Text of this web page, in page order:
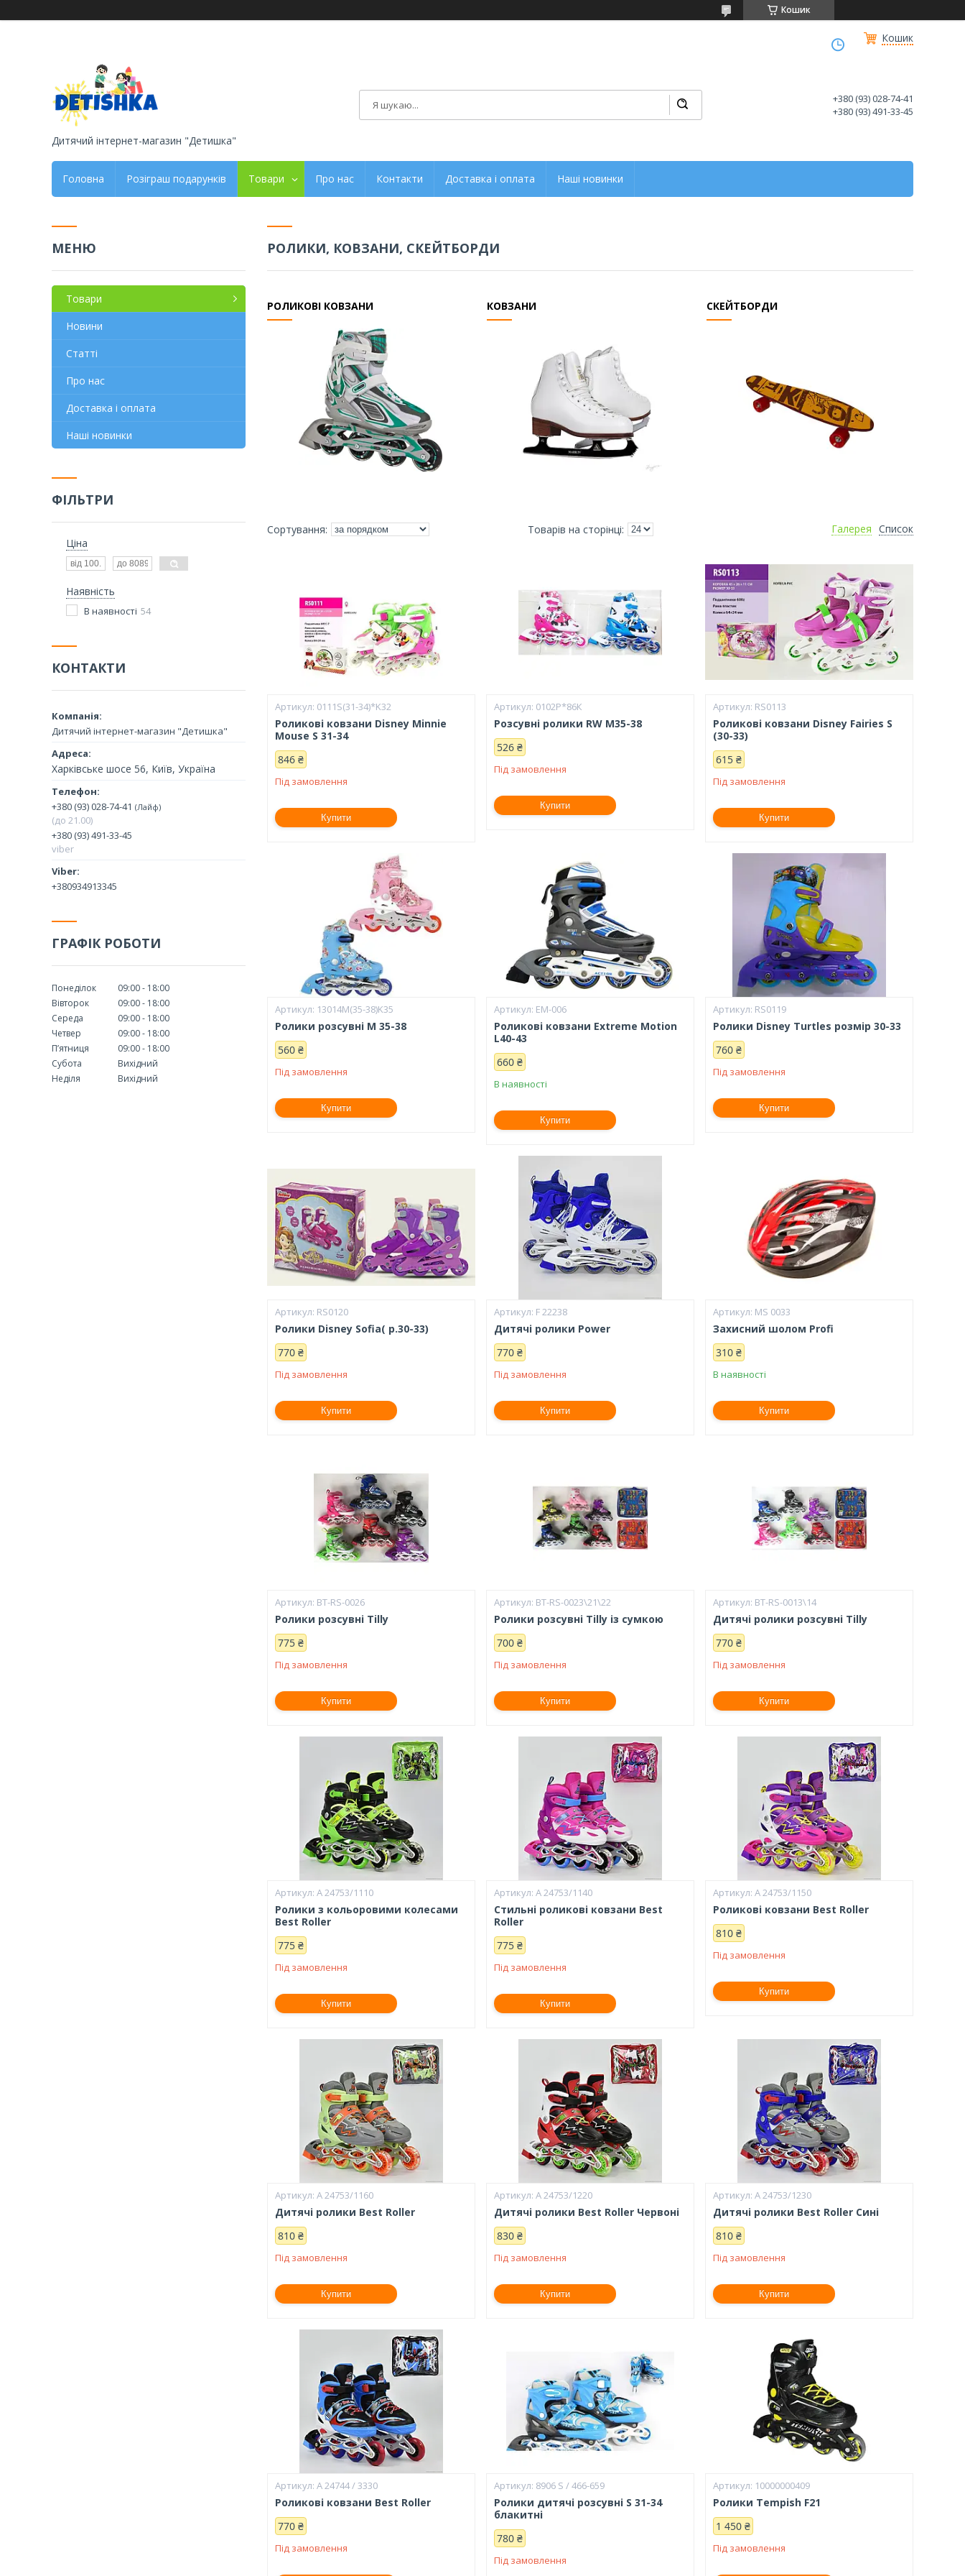
Кошик
Кошик
Дитячий інтернет-магазин "Детишка"
+380 (93) 028-74-41
+380 (93) 491-33-45
Головна Розіграш подарунків Товари Про нас Контакти Доставка і оплата Наші новинки
РОЛИКИ, КОВЗАНИ, СКЕЙТБОРДИ
РОЛИКОВІ КОВЗАНИ КОВЗАНИ СКЕЙТБОРДИ
Галерея Список
0111S(31-34)*K32
Роликові ковзани Disney Minnie
Mouse S 31-34
846 ₴
Під замовлення
Купити
0102Р*86К
Розсувні ролики RW M35-38
526 ₴
Під замовлення
Купити
RS0113
Роликові ковзани Disney Fairies S
(30-33)
615 ₴
Під замовлення
Купити
13014М(35-38)K35
Ролики розсувні М 35-38
560 ₴
Під замовлення
Купити
EM-006
Роликові ковзани Extreme Motion
L40-43
660 ₴
В наявності
Купити
RS0119
Ролики Disney Turtles розмір 30-33
760 ₴
Під замовлення
Купити
RS0120
Ролики Disney Sofia( р.30-33)
770 ₴
Під замовлення
Купити
F 22238
Дитячі ролики Power
770 ₴
Під замовлення
Купити
MS 0033
Захисний шолом Profi
310 ₴
В наявності
Купити
BT-RS-0026
Ролики розсувні Tilly
775 ₴
Під замовлення
Купити
BT-RS-0023\21\22
Ролики розсувні Tilly із сумкою
700 ₴
Під замовлення
Купити
BT-RS-0013\14
Дитячі ролики розсувні Tilly
770 ₴
Під замовлення
Купити
А 24753/1110
Ролики з кольоровими колесами
Best Roller
775 ₴
Під замовлення
Купити
А 24753/1140
Стильні роликові ковзани Best
Roller
775 ₴
Під замовлення
Купити
А 24753/1150
Роликові ковзани Bеst Roller
810 ₴
Під замовлення
Купити
А 24753/1160
Дитячі ролики Best Roller
810 ₴
Під замовлення
Купити
А 24753/1220
Дитячі ролики Bеst Roller Червоні
830 ₴
Під замовлення
Купити
А 24753/1230
Дитячі ролики Bеst Roller Сині
810 ₴
Під замовлення
Купити
А 24744 / 3330
Роликові ковзани Best Roller
770 ₴
Під замовлення
8906 S / 466-659
Ролики дитячі розсувні S 31-34
блакитні
780 ₴
Під замовлення
10000000409
Ролики Tempish F21
1 450 ₴
Під замовлення
Товари
Новини
Статті
Про нас
Доставка і оплата
Наші новинки
ФІЛЬТРИ
Ціна
Наявність
В наявності 54
КОНТАКТИ
Дитячий інтернет-магазин "Детишка"
Харківське шосе 56, Київ, Україна
+380 (93) 028-74-41 Лайф
(до 21.00)
+380 (93) 491-33-45
viber
+380934913345
ГРАФІК РОБОТИ
Понеділок 09:00
18:00
Вівторок
09:00
18:00
Середа
09:00
18:00
Четвер
09:00
18:00
Пʼятниця
09:00
18:00
Субота
Вихідний
Неділя
Вихідний